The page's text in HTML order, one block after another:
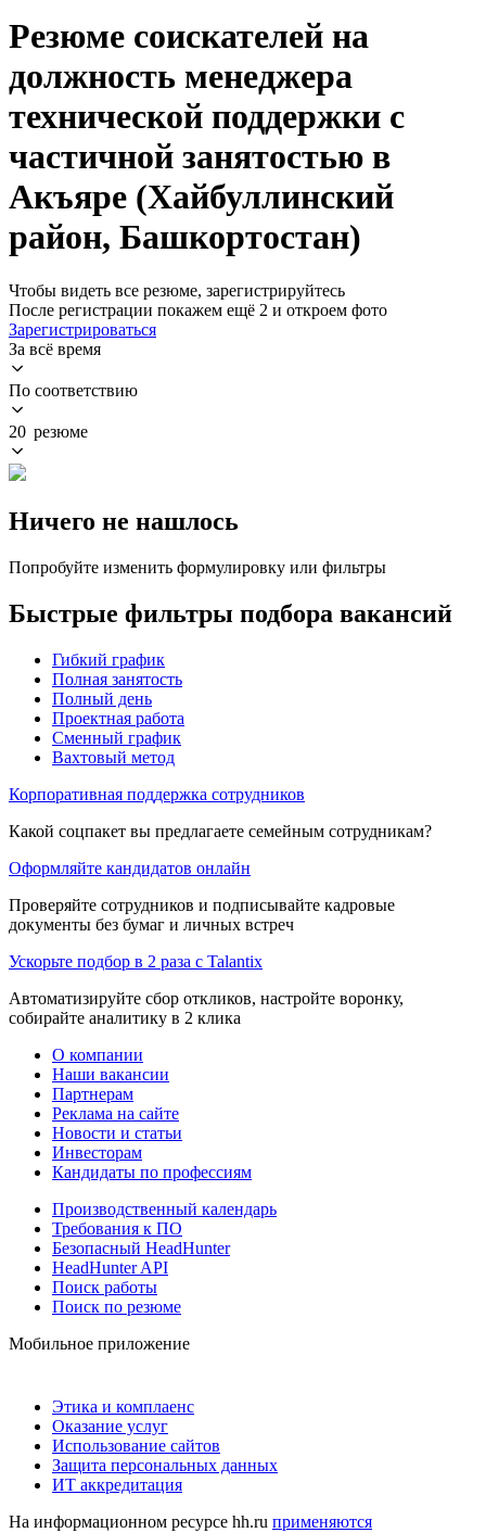
Резюме соискателей на
должность менеджера
технической поддержки с
частичной занятостью в
Акъяре (Хайбуллинский
район, Башкортостан)
Чтобы видеть все резюме, зарегистрируйтесь
После регистрации покажем ещё 2 и откроем фото
Зарегистрироваться
За всё время
По соответствию
20 резюме
Ничего не нашлось
Попробуйте изменить формулировку или фильтры
Быстрые фильтры подбора вакансий
Гибкий график
Полная занятость
Полный день
Проектная работа
Сменный график
Вахтовый метод
Корпоративная поддержка сотрудников
Какой соцпакет вы предлагаете семейным сотрудникам?
Оформляйте кандидатов онлайн
Проверяйте сотрудников и подписывайте кадровые
документы без бумаг и личных встреч
Ускорьте подбор в 2 раза с Talantix
Автоматизируйте сбор откликов, настройте воронку,
собирайте аналитику в 2 клика
О компании
Наши вакансии
Партнерам
Реклама на сайте
Новости и статьи
Инвесторам
Кандидаты по профессиям
Производственный календарь
Требования к ПО
Безопасный HeadHunter
HeadHunter API
Поиск работы
Поиск по резюме
Мобильное приложение
Этика и комплаенс
Оказание услуг
Использование сайтов
Защита персональных данных
ИТ аккредитация
На информационном ресурсе hh.ru применяются